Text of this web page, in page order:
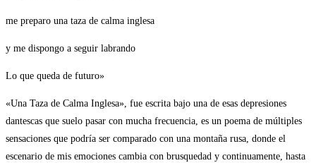
me preparo una taza de calma inglesa
y me dispongo a seguir labrando
Lo que queda de futuro»
«Una Taza de Calma Inglesa», fue escrita bajo una de esas depresiones
dantescas que suelo pasar con mucha frecuencia, es un poema de múltiples
sensaciones que podría ser comparado con una montaña rusa, donde el
escenario de mis emociones cambia con brusquedad y continuamente, hasta